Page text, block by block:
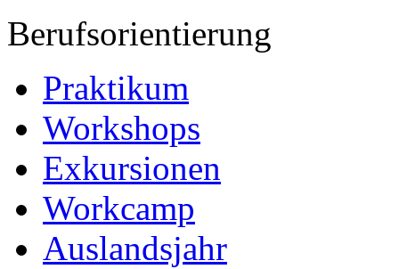
Berufsorientierung
Praktikum
Workshops
Exkursionen
Workcamp
Auslandsjahr